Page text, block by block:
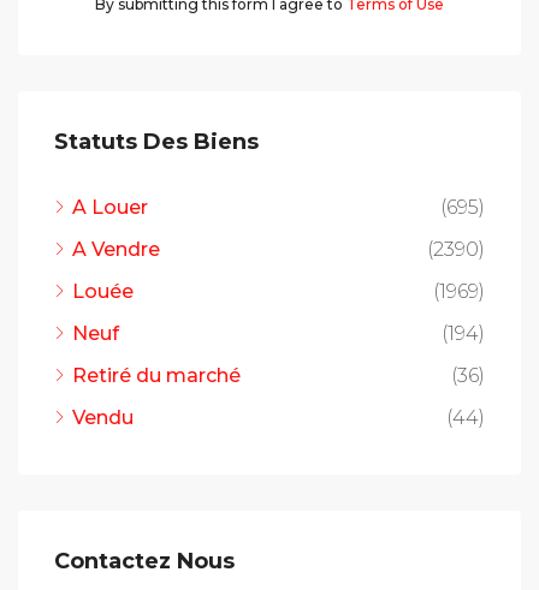
By submitting this form I agree to Terms of Use
Statuts Des Biens
A Louer
(695)
A Vendre
(2390)
Louée
(1969)
Neuf
(194)
Retiré du marché
(36)
Vendu
(44)
Contactez Nous